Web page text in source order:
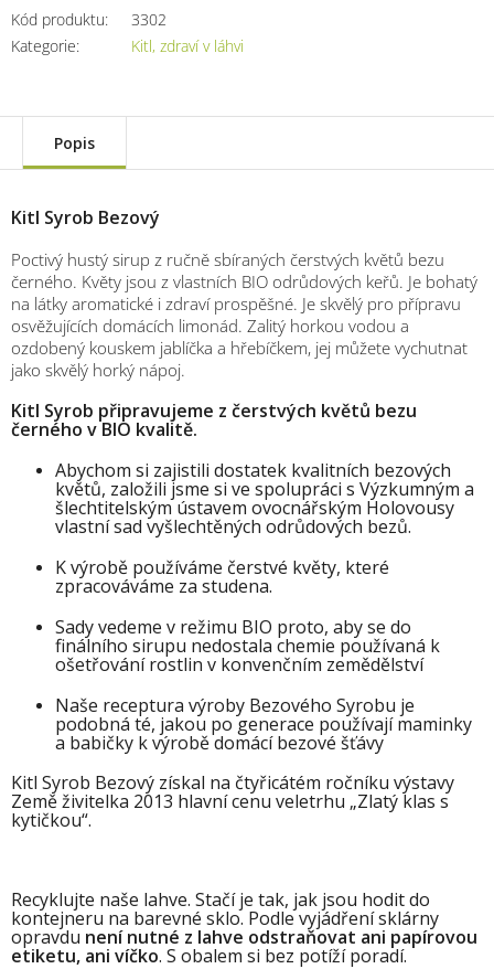
Kód produktu:
3302
Kategorie: Kitl, zdraví v láhvi
Popis
Kitl Syrob Bezový
Poctivý hustý sirup z ručně sbíraných čerstvých květů bezu
černého. Květy jsou z vlastních BIO odrůdových keřů. Je bohatý
na látky aromatické i zdraví prospěšné. Je skvělý pro přípravu
osvěžujících domácích limonád. Zalitý horkou vodou a
ozdobený kouskem jablíčka a hřebíčkem, jej můžete vychutnat
jako skvělý horký nápoj.
Kitl Syrob připravujeme z čerstvých květů bezu
černého v BIO kvalitě.
Abychom si zajistili dostatek kvalitních bezových
květů, založili jsme si ve spolupráci s Výzkumným a
šlechtitelským ústavem ovocnářským Holovousy
vlastní sad vyšlechtěných odrůdových bezů.
K výrobě používáme čerstvé květy, které
zpracováváme za studena.
Sady vedeme v režimu BIO proto, aby se do
finálního sirupu nedostala chemie používaná k
ošetřování rostlin v konvenčním zemědělství
Naše receptura výroby Bezového Syrobu je
podobná té, jakou po generace používají maminky
a babičky k výrobě domácí bezové šťávy
Kitl Syrob Bezový získal na čtyřicátém ročníku výstavy
Země živitelka 2013 hlavní cenu veletrhu „Zlatý klas s
kytičkou“.
Recyklujte naše lahve. Stačí je tak, jak jsou hodit do
kontejneru na barevné sklo. Podle vyjádření sklárny
opravdu není nutné z lahve odstraňovat ani papírovou
etiketu, ani víčko. S obalem si bez potíží poradí.